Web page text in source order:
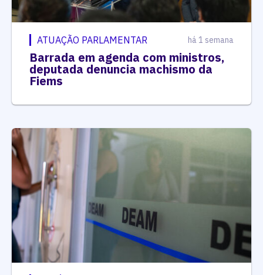
ATUAÇÃO PARLAMENTAR há 1 semana
Barrada em agenda com ministros,
deputada denuncia machismo da
Fiems